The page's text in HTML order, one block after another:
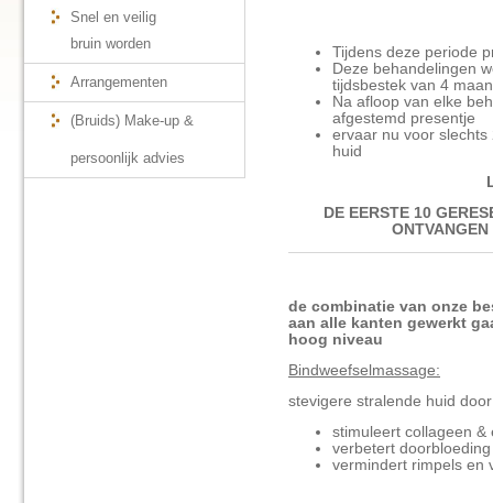
Snel en veilig
bruin worden
Arrangementen
(Bruids) Make-up &
persoonlijk advies
Tijdens deze periode
Deze behandelingen
tijdsbestek van 4
Na afloop van elke
afgestemd presentje
ervaar nu voor
huid
DE EERSTE 10
de combinatie van onze
aan alle kanten gewerkt
hoog niveau
Bindweefselmassage:
stevigere stralende huid
stimuleert collageen &
verbetert
vermindert rimpels en